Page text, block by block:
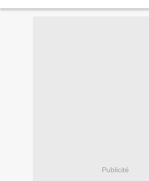
Publicité